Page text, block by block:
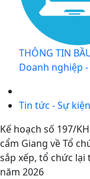
THÔNG TIN
Doanh nghiệp
Tin tức - Sự kiện
Kế hoạch số 197/
cẩm Giang về Tổ
sắp xếp, tổ chức lại
năm 2026